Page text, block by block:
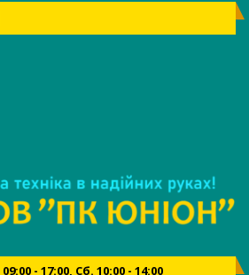
- 17:00, Сб. 10:00 - 14:00